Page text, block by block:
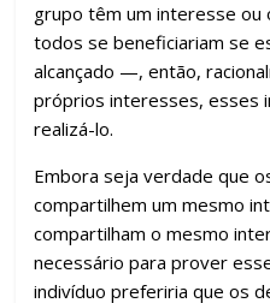
grupo têm um interesse
todos se beneficiariam se
alcançado —, então,
próprios interesses, esses
realizá-lo.
Embora seja verdade que
compartilhem um mesmo
compartilham o mesmo
necessário para prover
indivíduo preferiria que os